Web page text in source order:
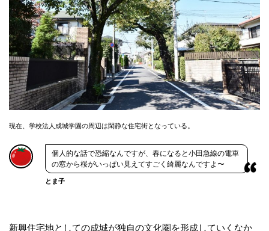
現在、学校法人成城学園の周辺は閑静な住宅街となっている。
個人的な話で恐縮なんですが、春になると小田急線の電車
の窓から桜がいっぱい見えてすごく綺麗なんですよ〜
とま子
新興住宅地としての成城が独自の文化圏を形成していくなか